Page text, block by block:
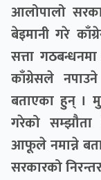
आलोपालो
बेइमानी गरे
सत्ता
काँग्रेसले
बताएका हुन् ।
गरेको सम्झौता
आफूले नमान्ने
सरकारको